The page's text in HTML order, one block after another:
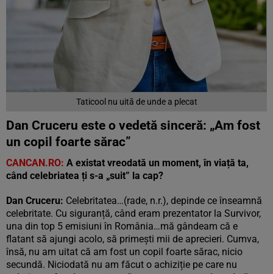
Taticool nu uită de unde a plecat
Dan Cruceru este o vedetă sinceră: „Am fost
un copil foarte sărac”
CANCAN.RO: A existat vreodată un moment, în viață ta,
când celebriatea ți s-a „suit” la cap?
Dan Cruceru: Celebritatea…(rade, n.r.), depinde ce înseamnă
celebritate. Cu siguranță, când eram prezentator la Survivor,
una din top 5 emisiuni în România…mă gândeam că e
flatant să ajungi acolo, să primești mii de aprecieri. Cumva,
însă, nu am uitat că am fost un copil foarte sărac, nicio
secundă. Niciodată nu am făcut o achiziție pe care nu